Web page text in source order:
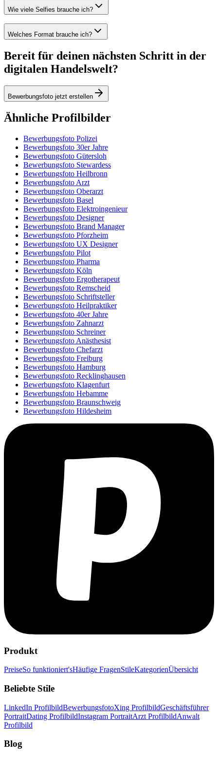
Wie viele Selfies brauche ich?
Welches Format brauche ich?
Bereit für deinen nächsten Schritt in der
digitalen Handelswelt?
Bewerbungsfoto jetzt erstellen
Ähnliche Profilbilder
Bewerbungsfoto Polizei
Bewerbungsfoto 30er Jahre
Bewerbungsfoto Gütersloh
Bewerbungsfoto Stewardess
Bewerbungsfoto Heilbronn
Bewerbungsfoto Arzt
Bewerbungsfoto Oberarzt
Bewerbungsfoto Basel
Bewerbungsfoto Elektroingenieur
Bewerbungsfoto Designer
Bewerbungsfoto Brand Manager
Bewerbungsfoto Pforzheim
Bewerbungsfoto UX Designer
Bewerbungsfoto Pilot
Bewerbungsfoto Pharma
Bewerbungsfoto Köln
Bewerbungsfoto Ergotherapeut
Bewerbungsfoto Remscheid
Bewerbungsfoto Schriftsteller
Bewerbungsfoto Heilpraktiker
Bewerbungsfoto 40er Jahre
Bewerbungsfoto Zahnarzt
Bewerbungsfoto Schreiner
Bewerbungsfoto Anästhesist
Bewerbungsfoto Chefarzt
Bewerbungsfoto Freiburg
Bewerbungsfoto Hamburg
Bewerbungsfoto Recklinghausen
Bewerbungsfoto Klagenfurt
Bewerbungsfoto Hebamme
Bewerbungsfoto Braunschweig
Bewerbungsfoto Hildesheim
Produkt
PreiseSo funktioniert'sHäufige FragenStileKategorienÜbersicht
Beliebte Stile
LinkedIn ProfilbildBewerbungsfotoXing ProfilbildGeschäftsführer
PortraitDating ProfilbildInstagram PortraitArzt ProfilbildAnwalt
Profilbild
Blog